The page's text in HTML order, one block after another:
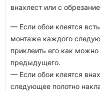
внахлест или с
— Если обои клеятся
монтаже каждого
приклеить его как
предыдущего.
— Если обои клеятся
следующее полотно